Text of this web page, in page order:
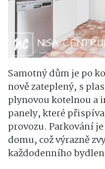
Samotný dům je po
nově zateplený, s
plynovou kotelnou a
panely, které
provozu. Parkování
domu, což výrazně
každodenního